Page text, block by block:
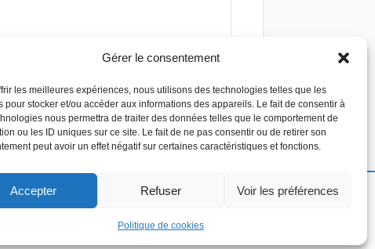
Gérer le consentement
les meilleures expériences, nous utilisons des technologies telles que les
pour stocker et/ou accéder aux informations des appareils. Le fait de consentir à
nous permettra de traiter des données telles que le comportement de
ou les ID uniques sur ce site. Le fait de ne pas consentir ou de retirer son
peut avoir un effet négatif sur certaines caractéristiques et fonctions.
Accepter Refuser Voir les préférences
Politique de cookies
Copyright 2026 - Devis piscine - Tous droit
réservés